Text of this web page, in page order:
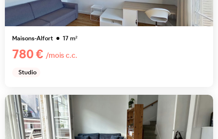
Maisons-Alfort 17m²
780 € /mois c.c.
Studio